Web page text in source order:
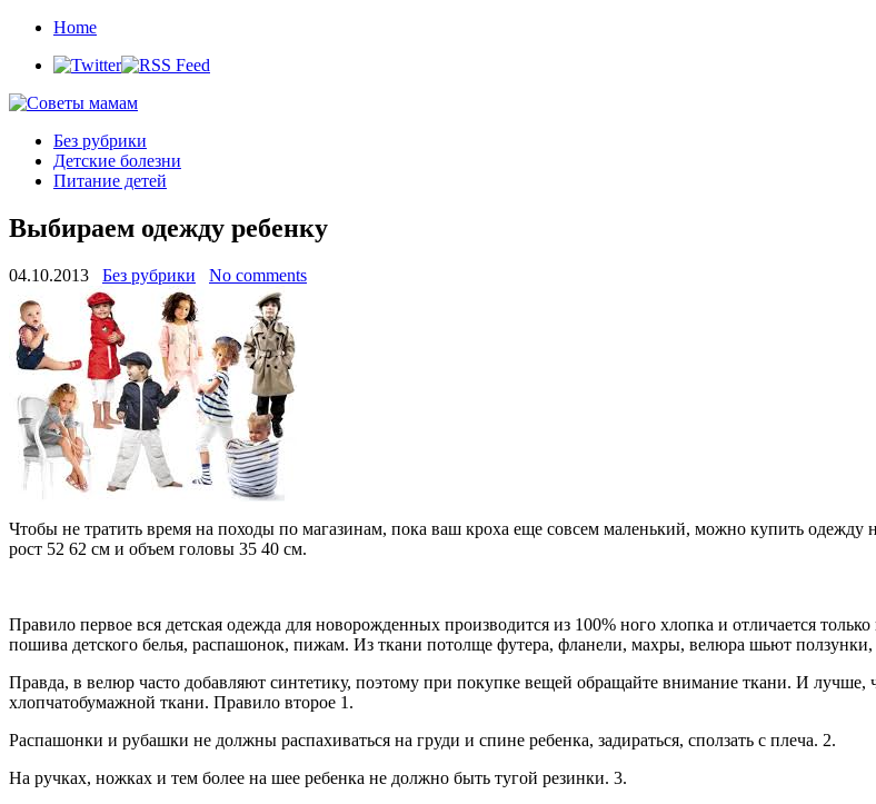
Home
Без рубрики
Детские болезни
Питание детей
Выбираем одежду ребенку
04.10.2013 Без рубрики No comments
Чтобы не тратить время на походы по магазинам, пока ваш кроха еще совсем маленький, можно купить
рост 52 62 см и объем головы 35 40 см.
Правило первое вся детская одежда для новорожденных производится из 100% ного хлопка и отличается
пошива детского белья, распашонок, пижам. Из ткани потолще футера, фланели, махры, велюра шьют
Правда, в велюр часто добавляют синтетику, поэтому при покупке вещей обращайте внимание ткани. И
хлопчатобумажной ткани. Правило второе 1.
Распашонки и рубашки не должны распахиваться на груди и спине ребенка, задираться, сползать с плеча. 2.
На ручках, ножках и тем более на шее ребенка не должно быть тугой резинки. 3.